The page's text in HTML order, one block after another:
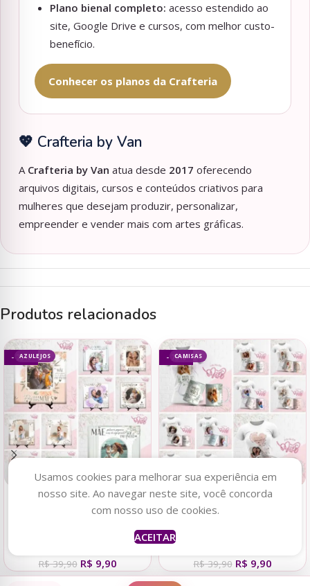
Plano bienal completo: acesso estendido ao
site, Google Drive e cursos, com melhor custo-
benefício.
Conhecer os planos da Crafteria
💖 Crafteria by Van
A Crafteria by Van atua desde 2017 oferecendo
arquivos digitais, cursos e conteúdos criativos para
mulheres que desejam produzir, personalizar,
empreender e vender mais com artes gráficas.
Produtos relacionados
AZULEJOS
- 75%
Adicionar ao carrinho
Estampas Azulejos Fotos-
R$39,90 R$ 9,90
CAMISAS
- 75%
Adicionar ao carrinho
2023
R$39,90 R$ 9,90
Usamos cookies para melhorar sua experiência em
nosso site. Ao navegar neste site, você concorda
com nosso uso de cookies.
ACEITAR